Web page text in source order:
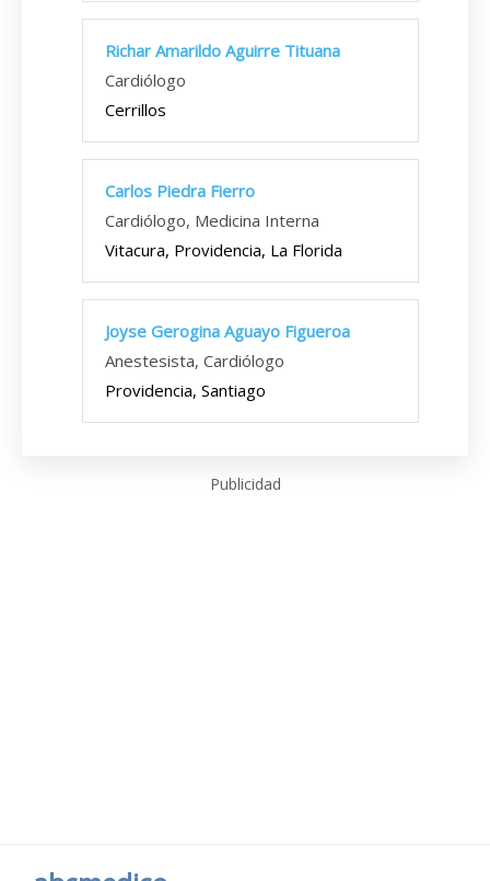
Richar Amarildo Aguirre Tituana
Cardiólogo
Cerrillos
Carlos Piedra Fierro
Cardiólogo, Medicina Interna
Vitacura, Providencia, La Florida
Joyse Gerogina Aguayo Figueroa
Anestesista, Cardiólogo
Providencia, Santiago
Publicidad